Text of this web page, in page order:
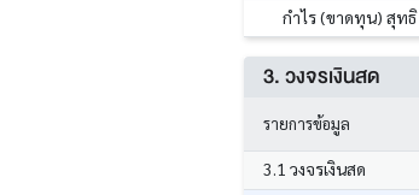
กำไร (ขาดทุน) สุทธิ
3. วงจรเงินสด
รายการข้อมูล
3.1 วงจรเงินสด